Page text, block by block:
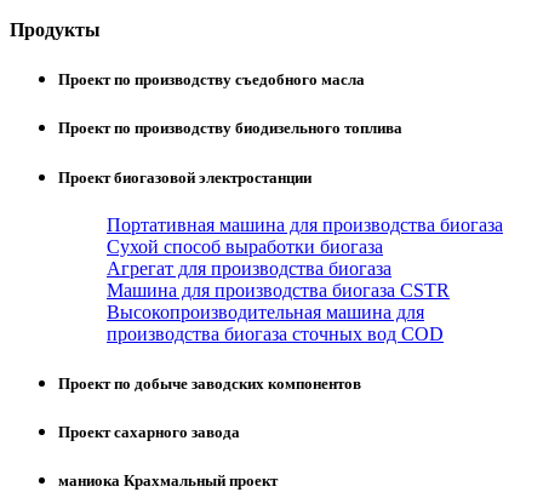
Продукты
Проект по производству съедобного масла
Проект по производству биодизельного топлива
Проект биогазовой электростанции
Портативная машина для производства биогаза
Сухой способ выработки биогаза
Агрегат для производства биогаза
Машина для производства биогаза CSTR
Высокопроизводительная машина для
производства биогаза сточных вод COD
Проект по добыче заводских компонентов
Проект сахарного завода
маниока Крахмальный проект